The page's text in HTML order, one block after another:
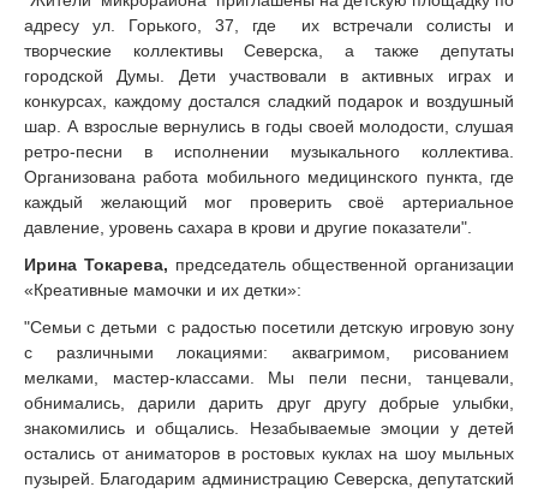
адресу ул. Горького, 37, где их встречали солисты и
творческие коллективы Северска, а также депутаты
городской Думы. Дети участвовали в активных играх и
конкурсах, каждому достался сладкий подарок и воздушный
шар. А взрослые вернулись в годы своей молодости, слушая
ретро-песни в исполнении музыкального коллектива.
Организована работа мобильного медицинского пункта, где
каждый желающий мог проверить своё артериальное
давление, уровень сахара в крови и другие показатели".
Ирина Токарева, председатель общественной организации
«Креативные мамочки и их детки»:
"Семьи с детьми с радостью посетили детскую игровую зону
с различными локациями: аквагримом, рисованием
мелками, мастер-классами. Мы пели песни, танцевали,
обнимались, дарили дарить друг другу добрые улыбки,
знакомились и общались. Незабываемые эмоции у детей
остались от аниматоров в ростовых куклах на шоу мыльных
пузырей. Благодарим администрацию Северска, депутатский